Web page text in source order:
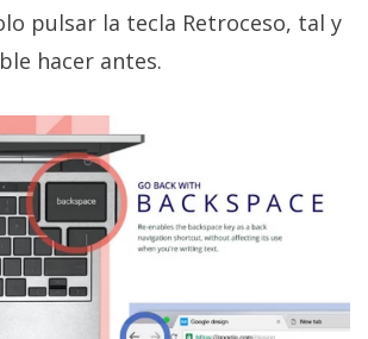
pulsar la tecla Retroceso, tal y
hacer antes.